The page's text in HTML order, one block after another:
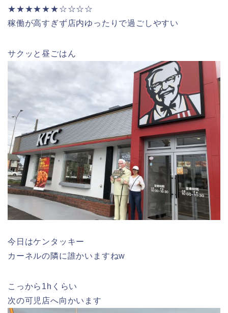
★★★★★★☆☆☆☆
稼働が高すぎず店内ゆったりで過ごしやすい
サクッと昼ごはん
今日はケンタッキー
カーネルの隣に誰かいますねw
こっから1hくらい
次の可児店へ向かいます